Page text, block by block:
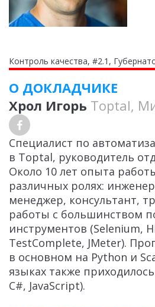
Контроль качества, #2.1,
О ДОКЛАДЧИКЕ
Хрол Игорь Toptal,
Специалист по
в Toptal, руководитель
Около 10 лет опыта
различных ролях:
менеджер, консультант,
работы с большинством
инструментов (Selenium,
TestComplete, JMeter).
в основном на Python и
языках также
C#, JavaScript).